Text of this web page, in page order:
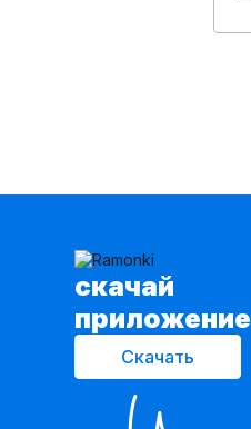
cкачай
приложение
Скачать